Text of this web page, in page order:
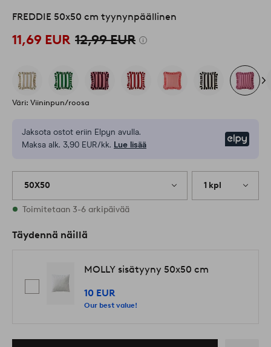
FREDDIE 50x50 cm tyynynpäällinen
11,69 EUR 12,99 EUR
Väri: Viininpun/roosa
Jaksota ostot eriin Elpyn avulla.
Maksa alk. 3,90 EUR/kk. Lue lisää
50X50 1 kpl
Varastossa
Toimitetaan 3-6 arkipäivää
Täydennä näillä
MOLLY sisätyyny 50x50 cm
10 EUR
Our best value!